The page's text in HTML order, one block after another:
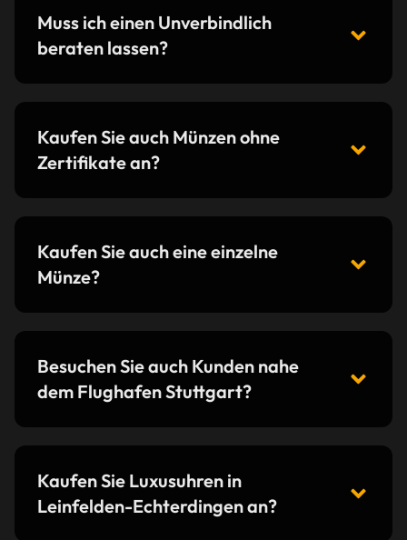
Muss ich einen Unverbindlich
beraten lassen?
Kaufen Sie auch Münzen ohne
Zertifikate an?
Kaufen Sie auch eine einzelne
Münze?
Besuchen Sie auch Kunden nahe
dem Flughafen Stuttgart?
Kaufen Sie Luxusuhren in
Leinfelden-Echterdingen an?